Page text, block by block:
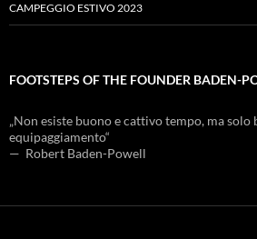
CAMPEGGIO ESTIVO 2023
FOOTSTEPS OF THE FOUNDER BADEN-
„Non esiste buono e cattivo tempo, ma solo
equipaggiamento“
— Robert Baden-Powell